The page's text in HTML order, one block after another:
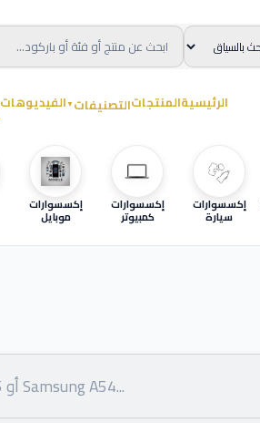
الرئيسيةالمنتجاتالتصنيفات ▼الفيديوهات
إكسسوارات
سيارة
إكسسوارات
كمبيوتر
إكسسوارات
موبايل